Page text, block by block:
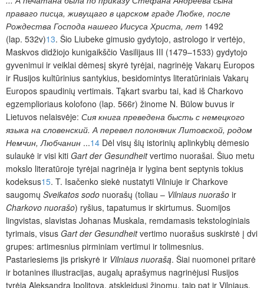
праваго писца, живущаго в царском граде Любке, после
Рождества Господа нашего Иисуса Христа, лет 1492
(lap. 532v)13. Šio Liubeke gimusio gydytojo, astrologo ir vertėjo,
Maskvos didžiojo kunigaikščio Vasilijaus III (1479–1533) gydytojo
gyvenimui ir veiklai dėmesį skyrė tyrėjai, nagrinėję Vakarų Europos
ir Rusijos kultūrinius santykius, besidomintys literatūriniais Vakarų
Europos spaudinių vertimais. Tąkart svarbu tai, kad iš Charkovo
egzemplioriaus kolofono (lap. 566r) žinome N. Bülow buvus ir
Lietuvos nelaisvėje: Сия книга преведена бысть с немецкого
языка на словенский. А перевел полоняник Литовской, родом
Немчин, Любчанин ...14 Dėl visų šių istorinių aplinkybių dėmesio
sulaukė ir visi kiti Gart der Gesundheitvertimo nuorašai. Šiuo metu
mokslo literatūroje tyrėjai nagrinėja ir lygina bent septynis tokius
kodeksus15. T. Isačenko siekė nustatyti Vilniuje ir Charkove
saugomų Sveikatos sodo nuorašų (toliau – Vilniaus nuorašo ir
Charkovo nuorašo) ryšius, tapatumus ir skirtumus. Suomijos
lingvistas, slavistas Johanas Muskala, remdamasis tekstologiniais
tyrimais, visus Gart der Gesundheitvertimo nuorašus suskirstė į dvi
grupes: artimesnius pirminiam vertimui ir tolimesnius.
Pastariesiems jis priskyrė ir Vilniaus nuorašą. Šiai nuomonei pritarė
ir botanines iliustracijas, augalų aprašymus nagrinėjusi Rusijos
tyrėja Aleksandra Ipolitova, atskleidusi žinomų, taip pat ir Vilniaus,